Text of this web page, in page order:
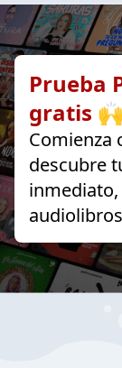
Prueba
gratis
Comienza
descubre